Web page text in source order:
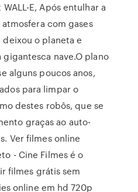
WALL-E, Após entulhar a
com gases
o planeta e
gigantesca nave.O plano
alguns poucos anos,
para limpar o
destes robôs, que se
graças ao auto-
Ver filmes online
- Cine Filmes é o
filmes grátis sem
online em hd 720p